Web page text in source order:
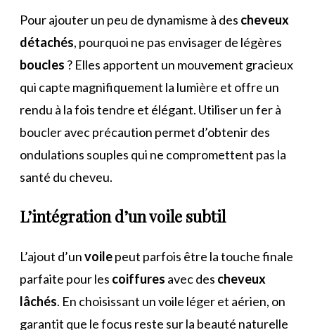
Pour ajouter un peu de dynamisme à des cheveux
détachés, pourquoi ne pas envisager de légères
boucles ? Elles apportent un mouvement gracieux
qui capte magnifiquement la lumière et offre un
rendu à la fois tendre et élégant. Utiliser un fer à
boucler avec précaution permet d’obtenir des
ondulations souples qui ne compromettent pas la
santé du cheveu.
L’intégration d’un voile subtil
L’ajout d’unvoilepeut parfois être la touche finale
parfaite pour les coiffures avec des cheveux
lâchés. En choisissant un voile léger et aérien, on
garantit que le focus reste sur la beauté naturelle